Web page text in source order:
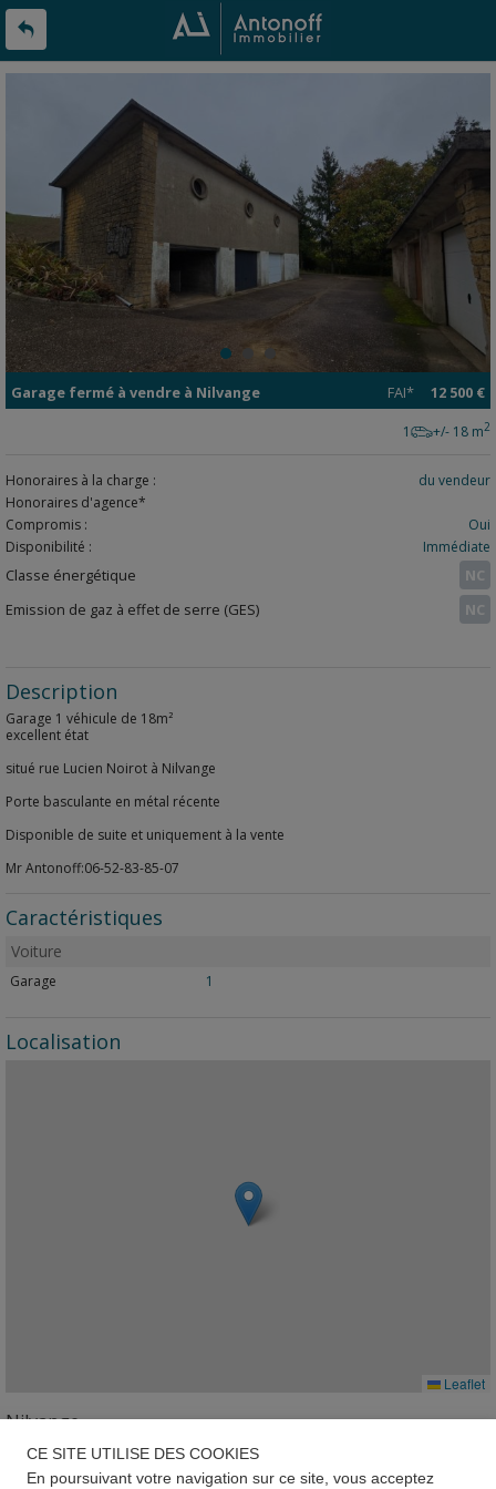
12 500 €
Garage fermé à vendre à Nilvange FAI*
1 +/- 18 m2
Honoraires à la charge :
du vendeur
Honoraires d'agence*
Compromis :
Oui
Disponibilité :
Immédiate
Classe énergétique
NC
Emission de gaz à effet de serre (GES)
NC
Description
Garage 1 véhicule de 18m²
excellent état
situé rue Lucien Noirot à Nilvange
Porte basculante en métal récente
Disponible de suite et uniquement à la vente
Mr Antonoff:06-52-83-85-07
Caractéristiques
Voiture
Garage 1
Localisation
Leaflet
Nilvange
Géorisques
CE SITE UTILISE DES COOKIES
En poursuivant votre navigation sur ce site, vous acceptez